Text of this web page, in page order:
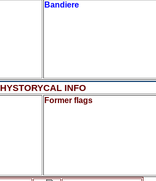
Bandiere
HYSTORYCAL INFO
Former flags